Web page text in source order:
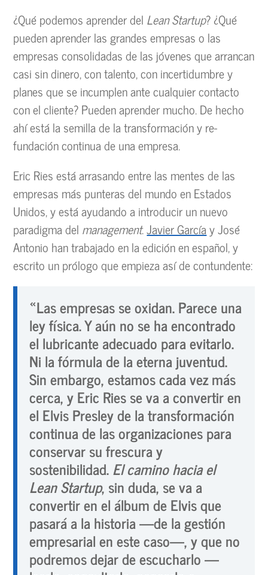
¿Qué podemos aprender del Lean Startup? ¿Qué
pueden aprender las grandes empresas o las
empresas consolidadas de las jóvenes que arrancan
casi sin dinero, con talento, con incertidumbre y
planes que se incumplen ante cualquier contacto
con el cliente? Pueden aprender mucho. De hecho
ahí está la semilla de la transformación y re-
fundación continua de una empresa.
Eric Ries está arrasando entre las mentes de las
empresas más punteras del mundo en Estados
Unidos, y está ayudando a introducir un nuevo
paradigma del management.Javier Garcíay José
Antonio han trabajado en la edición en español, y
escrito un prólogo que empieza así de contundente:
«Las empresas se oxidan. Parece una
ley física. Y aún no se ha encontrado
el lubricante adecuado para evitarlo.
Ni la fórmula de la eterna juventud.
Sin embargo, estamos cada vez más
cerca, y Eric Ries se va a convertir en
el Elvis Presley de la transformación
continua de las organizaciones para
conservar su frescura y
sostenibilidad.El camino hacia el
Lean Startup, sin duda, se va a
convertir en el álbum de Elvis que
pasará a la historia —de la gestión
empresarial en este caso—, y que no
podremos dejar de escucharlo —